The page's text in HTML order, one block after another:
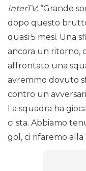
InterTV: “Grande
dopo questo
quasi 5 mesi. Una
ancora un ritorno,
affrontato una
avremmo dovuto
contro un
La squadra ha
ci sta. Abbiamo
gol, ci rifaremo alla